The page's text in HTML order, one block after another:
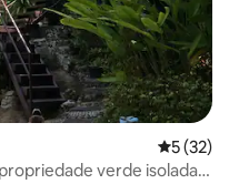
5 de uma
5 (32)
verde isolada